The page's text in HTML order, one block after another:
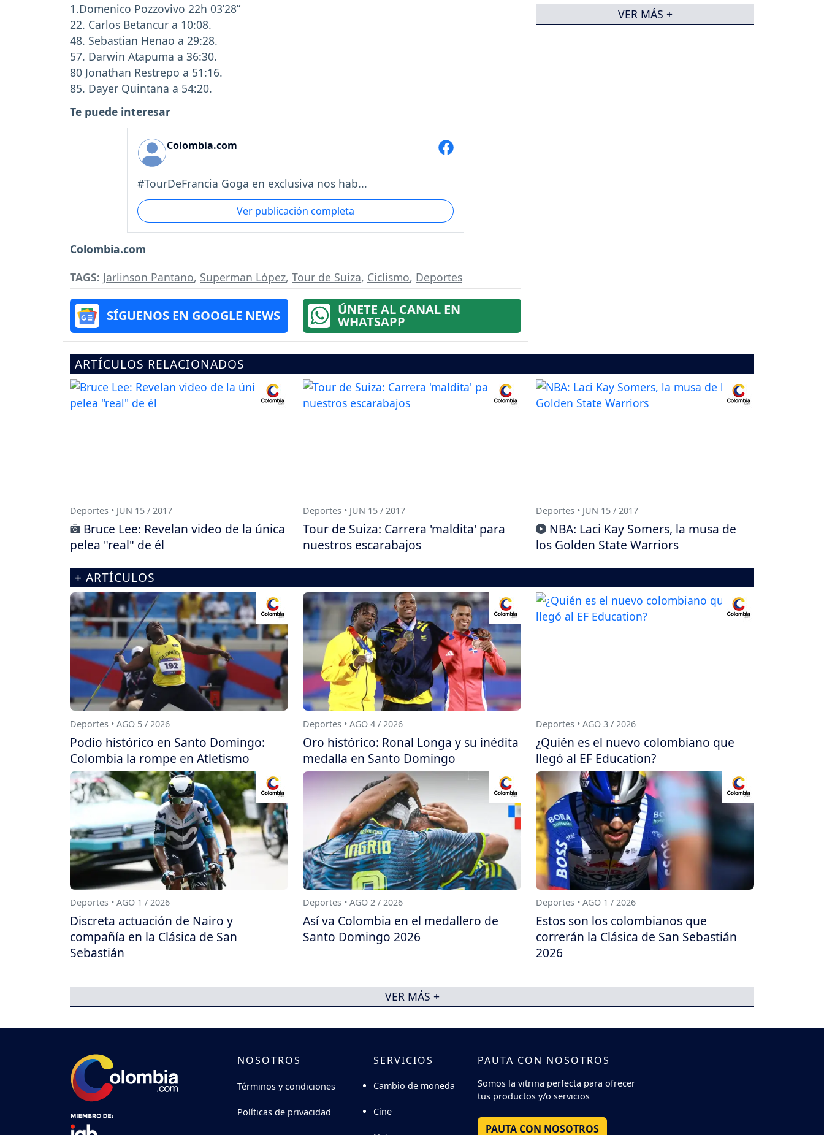
1.Domenico Pozzovivo 22h 03’28”
22. Carlos Betancur a 10:08.
48. Sebastian Henao a 29:28.
57. Darwin Atapuma a 36:30.
80 Jonathan Restrepo a 51:16.
85. Dayer Quintana a 54:20.
Te puede interesar
Colombia.com
#TourDeFrancia Goga en exclusiva nos hab...
Ver publicación completa
Colombia.com
TAGS: Jarlinson Pantano, Superman López, Tour de Suiza, Ciclismo, Deportes
SÍGUENOS EN GOOGLE NEWS ÚNETE AL CANAL EN
WHATSAPP
VER MÁS +
ARTÍCULOS RELACIONADOS
Deportes • JUN 15 / 2017
Bruce Lee: Revelan video de la única
pelea "real" de él
Deportes • JUN 15 / 2017
Tour de Suiza: Carrera 'maldita' para
nuestros escarabajos
Deportes • JUN 15 / 2017
NBA: Laci Kay Somers, la musa de
los Golden State Warriors
+ ARTÍCULOS
Deportes • AGO 5 / 2026
Podio histórico en Santo Domingo:
Colombia la rompe en Atletismo
Deportes • AGO 4 / 2026
Oro histórico: Ronal Longa y su inédita
medalla en Santo Domingo
Deportes • AGO 3 / 2026
¿Quién es el nuevo colombiano que
llegó al EF Education?
Deportes • AGO 1 / 2026
Discreta actuación de Nairo y
compañía en la Clásica de San
Sebastián
Deportes • AGO 2 / 2026
Así va Colombia en el medallero de
Santo Domingo 2026
Deportes • AGO 1 / 2026
Estos son los colombianos que
correrán la Clásica de San Sebastián
2026
VER MÁS +
NOSOTROS
Términos y condiciones
Políticas de privacidad
SERVICIOS
Cambio de moneda
Cine
PAUTA CON NOSOTROS
Somos la vitrina perfecta para ofrecer
tus productos y/o servicios
PAUTA CON NOSOTROS